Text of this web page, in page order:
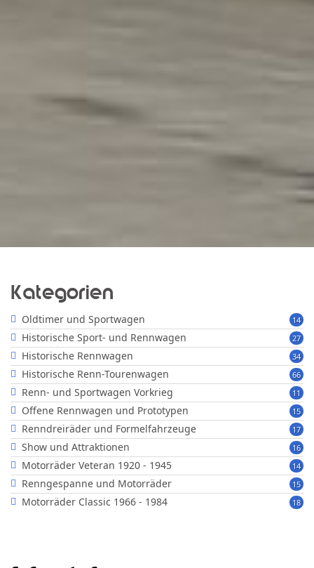
Kategorien
14
Oldtimer und Sportwagen
27
Historische Sport- und Rennwagen
34
Historische Rennwagen
66
Historische Renn-Tourenwagen
11
Renn- und Sportwagen Vorkrieg
15
Offene Rennwagen und Prototypen
17
Renndreiräder und Formelfahrzeuge
16
Show und Attraktionen
14
Motorräder Veteran 1920 - 1945
15
Renngespanne und Motorräder
18
Motorräder Classic 1966 - 1984